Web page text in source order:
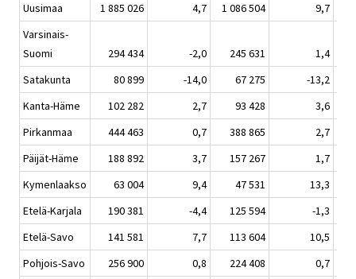
Uusimaa
1 885 026 4,7 1 086 504 9,7
Varsinais-
Suomi
294 434 -2,0 245 631
1,4
Satakunta
80 899 -14,0 67 275
-13,2
Kanta-Häme
102 282 2,7 93 428
3,6
Pirkanmaa
444 463 0,7 388 865
2,7
Päijät-Häme
188 892 3,7 157 267
1,7
Kymenlaakso
63 004 9,4 47 531
13,3
Etelä-Karjala
190 381 -4,4 125 594
-1,3
Etelä-Savo
141 581 7,7 113 604
10,5
Pohjois-Savo
256 900 0,8 224 408
0,7